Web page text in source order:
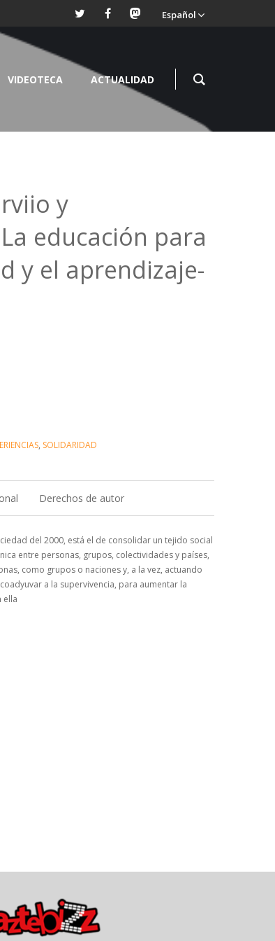
Español
VIDEOTECA ACTUALIDAD
y
educación para
y el aprendizaje-
, SOLIDARIDAD
Derechos de autor
del 2000, está el de consolidar un tejido social
entre personas, grupos, colectividades y países,
como grupos o naciones y, a la vez, actuando
a la supervivencia, para aumentar la
ella